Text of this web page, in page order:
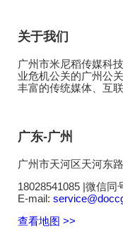
关于我们
广州市米尼稻传媒科
业危机公关的广州公
丰富的传统媒体、互
广东-广州
广州市天河区天河东
18028541085 |微信同
E-mail:
查看地图 >>